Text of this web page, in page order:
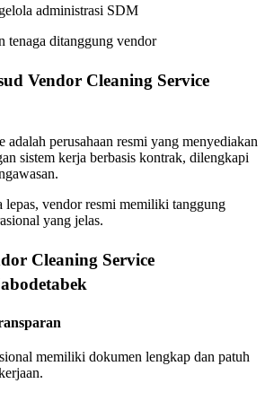
administrasi SDM
tenaga ditanggung vendor
Vendor Cleaning Service
adalah perusahaan resmi yang menyediakan
sistem kerja berbasis kontrak, dilengkapi
lepas, vendor resmi memiliki tanggung
yang jelas.
Cleaning Service
memiliki dokumen lengkap dan patuh